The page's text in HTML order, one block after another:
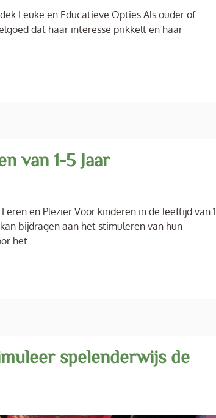
Leuke en Educatieve Opties Als ouder of
dat haar interesse prikkelt en haar
van 1-5 Jaar
en Plezier Voor kinderen in de leeftijd van 1
bijdragen aan het stimuleren van hun
het…
spelenderwijs de